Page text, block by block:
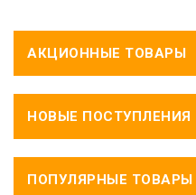
АКЦИОННЫЕ ТОВАРЫ
НОВЫЕ ПОСТУПЛЕНИЯ
ПОПУЛЯРНЫЕ ТОВАРЫ